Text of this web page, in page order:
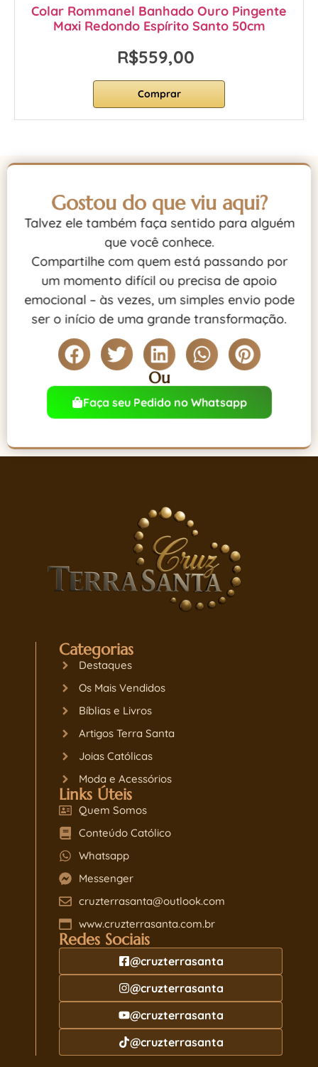
Colar Rommanel Banhado Ouro Pingente
Maxi Redondo Espírito Santo 50cm
R$559,00
Comprar
Gostou do que viu aqui?
Talvez ele também faça sentido para alguém
que você conhece.
Compartilhe com quem está passando por
um momento difícil ou precisa de apoio
emocional – às vezes, um simples envio pode
ser o início de uma grande transformação.
Ou
Faça seu Pedido no Whatsapp
Categorias
Destaques
Os Mais Vendidos
Bíblias e Livros
Artigos Terra Santa
Joias Católicas
Moda e Acessórios
Links Úteis
Quem Somos
Conteúdo Católico
Whatsapp
Messenger
cruzterrasanta@outlook.com
www.cruzterrasanta.com.br
Redes Sociais
@cruzterrasanta
@cruzterrasanta
@cruzterrasanta
@cruzterrasanta